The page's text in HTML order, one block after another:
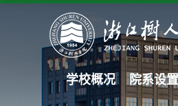
学校概况 院系设置